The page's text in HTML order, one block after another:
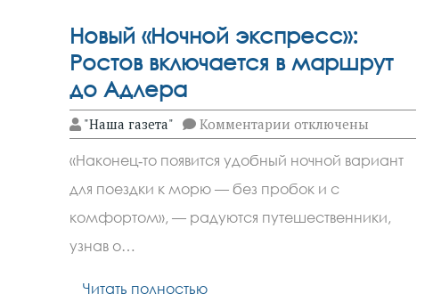
Новый «Ночной экспресс»:
Ростов включается в маршрут
до Адлера
"Наша газета" Комментариик
записи
«Ночной
экспресс»:
Ростов
включается
в
отключены
«Наконец‑то появится удобный ночной вариант
для поездки к морю — без пробок и с
комфортом», — радуются путешественники,
узнав о…
Читать полностью